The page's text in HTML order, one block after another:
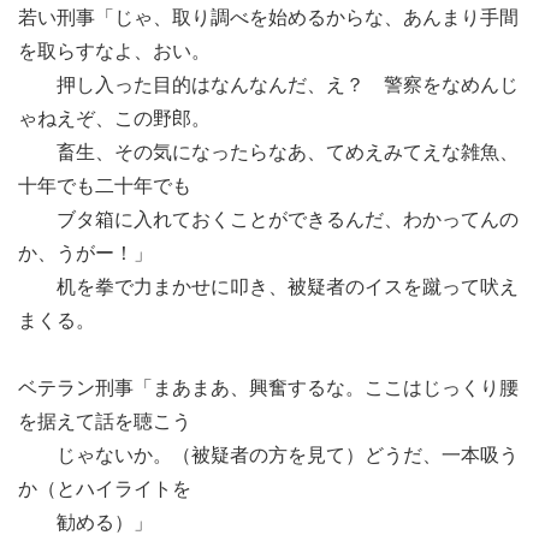
若い刑事「じゃ、取り調べを始めるからな、あんまり手間
を取らすなよ、おい。
押し入った目的はなんなんだ、え？ 警察をなめんじ
ゃねえぞ、この野郎。
畜生、その気になったらなあ、てめえみてえな雑魚、
十年でも二十年でも
ブタ箱に入れておくことができるんだ、わかってんの
か、うがー！」
机を拳で力まかせに叩き、被疑者のイスを蹴って吠え
まくる。
ベテラン刑事「まあまあ、興奮するな。ここはじっくり腰
を据えて話を聴こう
じゃないか。（被疑者の方を見て）どうだ、一本吸う
か（とハイライトを
勧める）」